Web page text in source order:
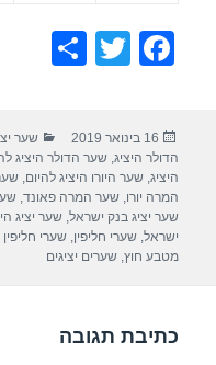
F
e
b
o
o
T
er
e
פורסם
בתאריך
16 בינואר 2019 שער
הדולר היציג,שער הדולר היציג
היציג,שער היורו היציג להיום,
המרה יורו,שער המרה פאונד,
שער יציג בנק ישראל,שער יציג
ישראל,שערי חליפין,שערי חליפין
מטבע חוץ,שערים יציגים
כתיבת תגובה